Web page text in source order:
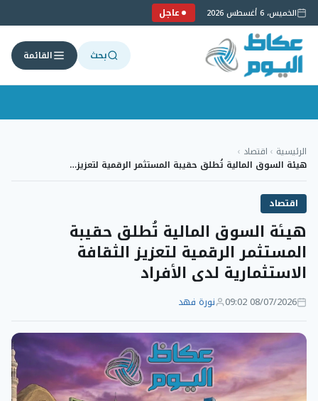
الخميس، 6 أغسطس 2026 عاجل
بحث القائمة
إلى
المحتوى
الرئيسية › اقتصاد ›
هيئة السوق المالية تُطلق حقيبة المستثمر الرقمية لتعزيز…
اقتصاد
هيئة السوق المالية تُطلق حقيبة
المستثمر الرقمية لتعزيز الثقافة
الاستثمارية لدى الأفراد
08/07/2026 09:02 نورة فهد